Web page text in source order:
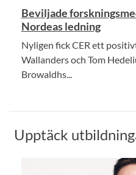
Beviljade
Nordeas ledning
Nyligen fick CER ett
Wallanders och Tom
Browaldhs...
Upptäck